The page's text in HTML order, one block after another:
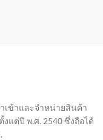
เข้าและจำหน่ายสินค้า
แต่ปี พ.ศ. 2540 ซึ่งถือได้
.